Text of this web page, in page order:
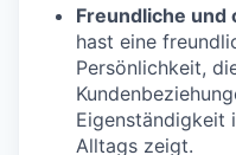
Freundliche und
hast eine
Persönlichkeit,
Eigenständigkeit
Alltags zeigt.